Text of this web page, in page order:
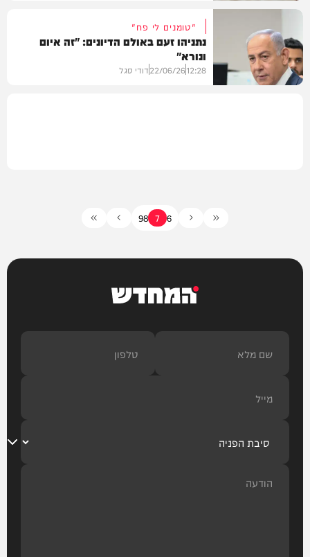
חדשות
"טומנים לי פח"
נתניהו זעם באולם הדיונים: "זה איום
ונורא"
12:28
22/06/26דודי סגל
6
7
8
9
המחדש